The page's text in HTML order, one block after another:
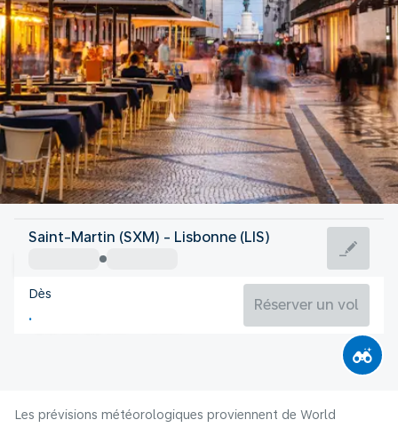
Portugal
Lisbonne
Portugal
Saint-Martin (SXM) - Lisbonne (LIS)
Dès
Réserver un vol
Les prévisions météorologiques proviennent de World